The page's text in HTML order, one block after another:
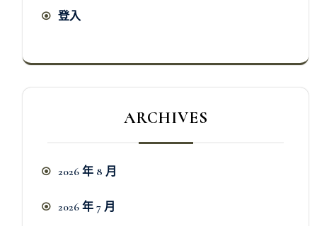
登入
ARCHIVES
2026 年 8 月
2026 年 7 月